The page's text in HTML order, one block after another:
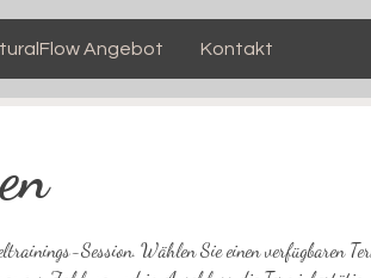
Angebot Kontakt
Session. Wählen Sie einen verfügbaren